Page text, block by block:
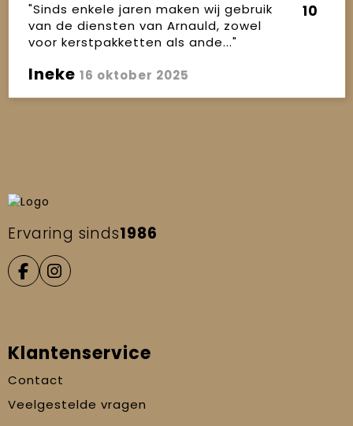
"Sinds enkele jaren maken wij gebruik
van de diensten van Arnauld, zowel
voor kerstpakketten als ande..."
10
Ineke 16 oktober 2025
Ervaring sinds1986
Klantenservice
Contact
Veelgestelde vragen